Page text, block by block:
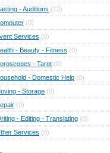
- Auditions (12)
(0)
Services (0)
- Beauty - Fitness (0)
- Tarot (0)
- Domestic Help (0)
- Storage (0)
(0)
- Editing - Translating (0)
Services (0)